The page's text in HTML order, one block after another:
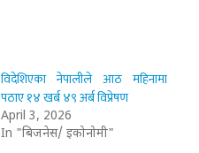
विदेशिएका नेपालीले आठ महिनामा
पठाए १४ खर्ब ४९ अर्ब विप्रेषण
April 3, 2026
In "बिजनेस/ इकोनोमी"